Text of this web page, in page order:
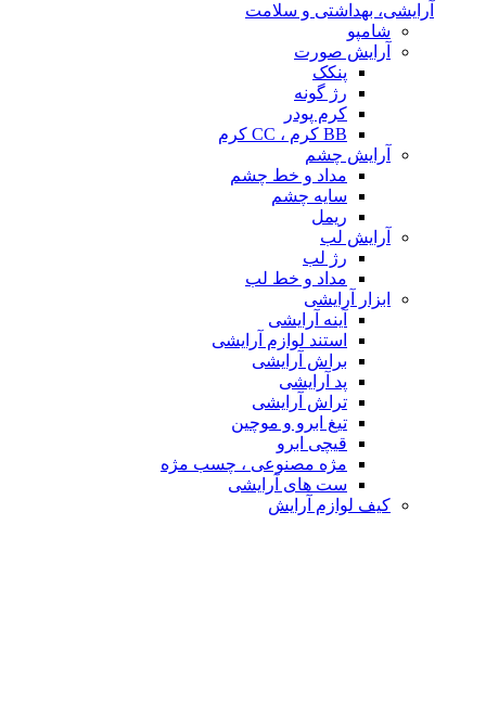
آرایشی، بهداشتی و سلامت
شامپو
آرایش صورت
پنکک
رژ گونه
کرم پودر
BB کرم ، CC کرم
آرایش چشم
مداد و خط چشم
سایه چشم
ریمل
آرایش لب
رژ لب
مداد و خط لب
ابزار آرایشی
آینه آرایشی
استند لوازم آرایشی
براش آرایشی
پد آرایشی
تراش آرایشی
تیغ ابرو و موچین
قیچی ابرو
مژه مصنوعی ، چسب مژه
ست های آرایشی
کیف لوازم آرایش